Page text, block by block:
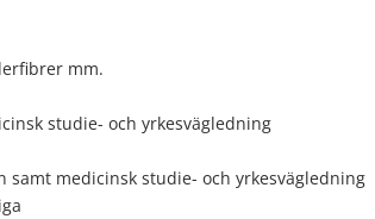
mm.
studie- och yrkesvägledning
samt medicinsk studie- och yrkesvägledning